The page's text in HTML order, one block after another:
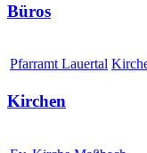
Büros
Pfarramt Lauertal
Kirchen